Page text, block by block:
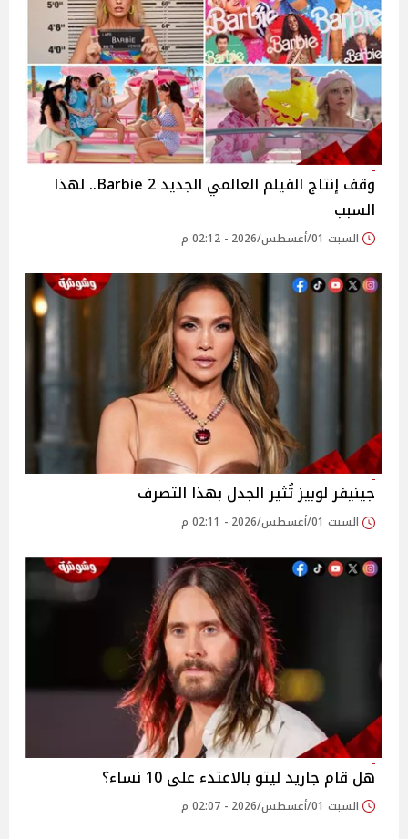
وقف إنتاج الفيلم العالمي الجديد 2 Barbie.. لهذا
السبب
السبت 01/أغسطس/2026 - 02:12 م
جينيفر لوبيز تُثير الجدل بهذا التصرف
السبت 01/أغسطس/2026 - 02:11 م
هل قام جاريد ليتو بالاعتدء على 10 نساء؟
السبت 01/أغسطس/2026 - 02:07 م